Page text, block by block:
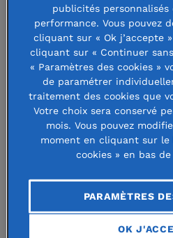
Scaleway
8 rue de la Ville l’Evêque, 75008
Tél : +33 (0)1 84 13 00 00
Fax : +33 (0)899 173 788
Scaleway.com
Conception et
34 boulevard Bonne Nouvelle
75010 Paris
publicités personnalisés
performance. Vous pouvez
cliquant sur « Ok j’accepte
cliquant sur « Continuer
« Paramètres des cookies »
de paramétrer
traitement des cookies que
Votre choix sera conservé
mois. Vous pouvez
moment en cliquant sur le
cookies » en bas
PARAMÈTRES
OK